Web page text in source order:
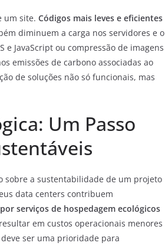
um site. Códigos mais leves e eficientes
diminuem a carga nos servidores e o
e JavaScript ou compressão de imagens
emissões de carbono associadas ao
de soluções não só funcionais, mas
Um Passo
sobre a sustentabilidade de um projeto
data centers contribuem
serviços de hospedagem ecológicos
em custos operacionais menores
ser uma prioridade para